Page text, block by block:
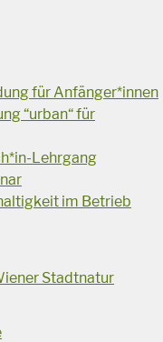
für Anfänger*innen
“urban“ für
Lehrgang
im Betrieb
Stadtnatur